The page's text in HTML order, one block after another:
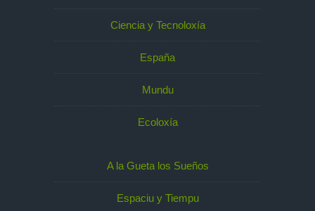
Ciencia y Tecnoloxía
España
Mundu
Ecoloxía
A la Gueta los Sueños
Espaciu y Tiempu